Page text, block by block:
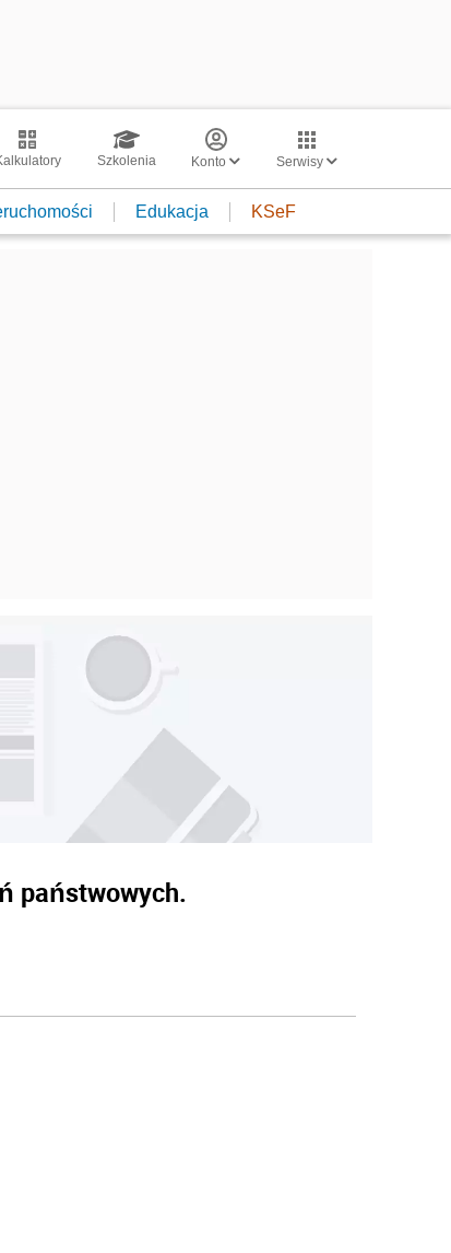
Szkolenia Konto Serwisy
Edukacja KSeF
państwowych.